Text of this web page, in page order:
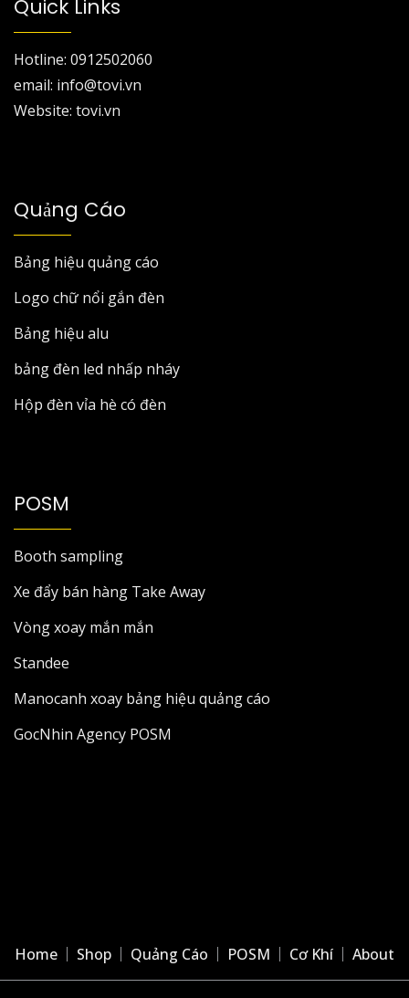
Quick Links
Hotline: 0912502060
email: info@tovi.vn
Website: tovi.vn
Quảng Cáo
Bảng hiệu quảng cáo
Logo chữ nổi gắn đèn
Bảng hiệu alu
bảng đèn led nhấp nháy
Hộp đèn vỉa hè có đèn
POSM
Booth sampling
Xe đẩy bán hàng Take Away
Vòng xoay mắn mắn
Standee
Manocanh xoay bảng hiệu quảng cáo
GocNhin Agency POSM
Home Shop Quảng Cáo POSM Cơ Khí About